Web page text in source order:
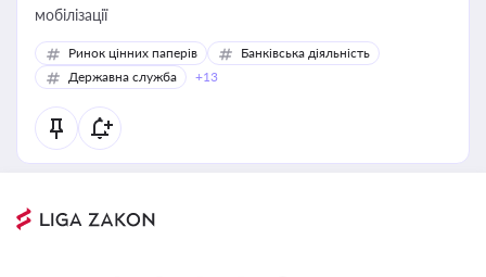
мобілізації
Ринок цінних паперів
Банківська діяльність
Державна служба
+13